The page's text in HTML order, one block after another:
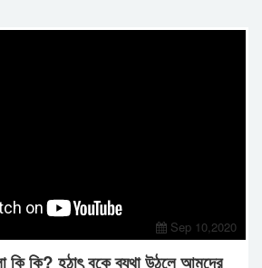
Sep 10,2020
কি কি? হঠাৎ বুকে ব্যথা উঠলে আমদের